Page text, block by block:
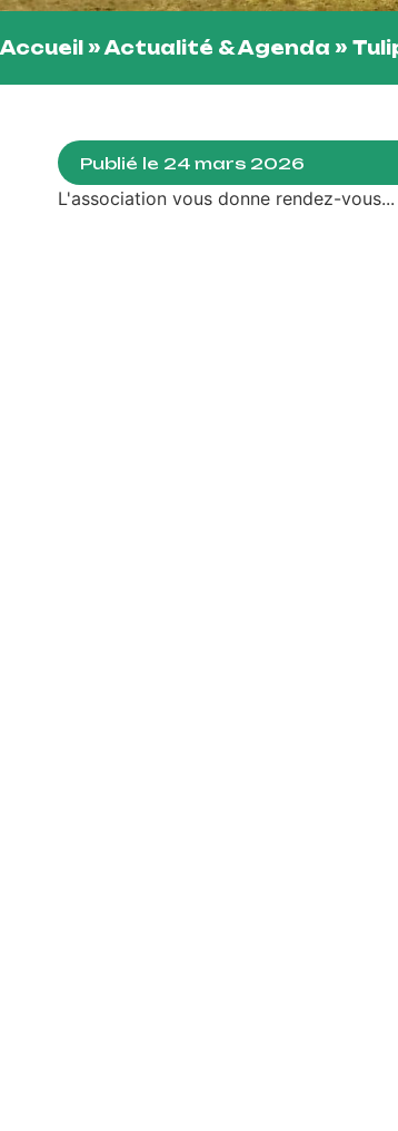
Accueil » Actualité & Agenda »
Publié le 24 mars 2026
L'association vous donne rendez-vous...